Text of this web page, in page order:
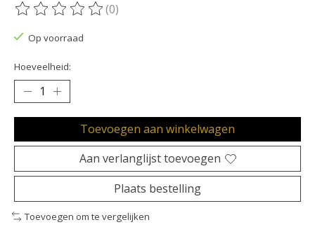
De beoordeling van dit product is
(0)
Op voorraad
Hoeveelheid:
Toevoegen aan winkelwagen
Aan verlanglijst toevoegen
Plaats bestelling
Toevoegen om te vergelijken